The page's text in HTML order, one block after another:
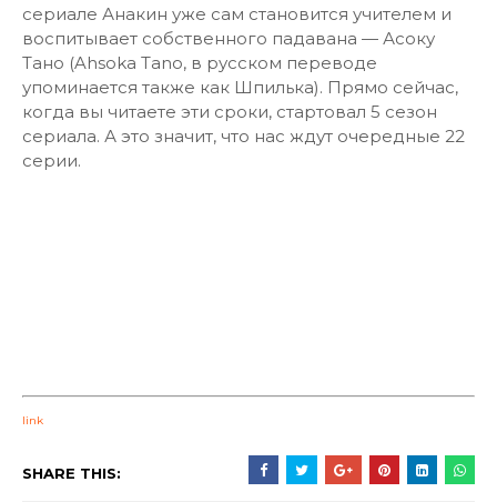
сериале Анакин уже сам становится учителем и
воспитывает собственного падавана — Асоку
Тано (Ahsoka Tano, в русском переводе
упоминается также как Шпилька). Прямо сейчас,
когда вы читаете эти сроки, стартовал 5 сезон
сериала. А это значит, что нас ждут очередные 22
серии.
link
SHARE THIS: